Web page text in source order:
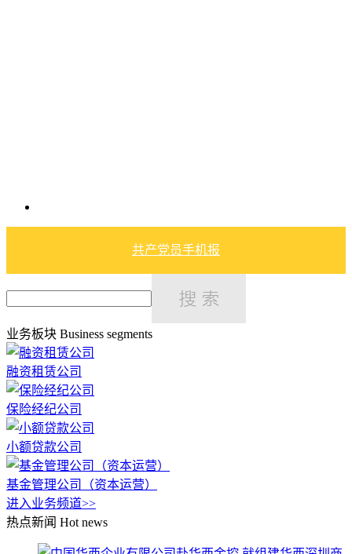
共产党员手机报
业务板块 Business segments
融资租赁公司
保险经纪公司
小额贷款公司
基金管理公司（资本运营）
进入业务频道>>
热点新闻 Hot news